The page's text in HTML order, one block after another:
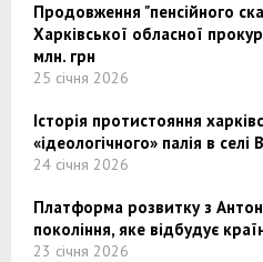
Продовження "пенсійного
Харківської обласної
млн. грн
25 січня 2026
Історія протистояння
«ідеологічного» палія в
24 січня 2026
Платформа розвитку з
покоління, яке відбудує
23 січня 2026